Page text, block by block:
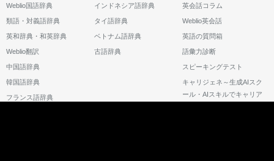
Weblio国語辞典
類語・対義語辞典
英和辞典・和英辞典
Weblio翻訳
中国語辞典
韓国語辞典
フランス語辞典
インドネシア語辞典
タイ語辞典
ベトナム語辞典
古語辞典
英会話コラム
Weblio英会話
英語の質問箱
語彙力診断
スピーキングテスト
キャリジェネ～生成AIスク
ール・AIスキルでキャリア